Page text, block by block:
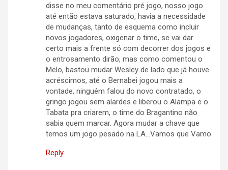
disse no meu comentário pré jogo, nosso jogo
até então estava saturado, havia a necessidade
de mudanças, tanto de esquema como incluir
novos jogadores, oxigenar o time, se vai dar
certo mais a frente só com decorrer dos jogos e
o entrosamento dirão, mas como comentou o
Melo, bastou mudar Wesley de lado que já houve
acréscimos, até o Bernabei jogou mais a
vontade, ninguém falou do novo contratado, o
gringo jogou sem alardes e liberou o Alampa e o
Tabata pra criarem, o time do Bragantino não
sabia quem marcar. Agora mudar a chave que
temos um jogo pesado na LA…Vamos que Vamo
Reply